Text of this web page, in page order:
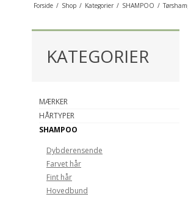
Forside / Shop / Kategorier / SHAMPOO /
GLEM IKKE DISSE...
52%
KATEGORIER
MÆRKER
HÅRTYPER
SHAMPOO
Dybderensende
Farvet hår
Fint hår
Hovedbund